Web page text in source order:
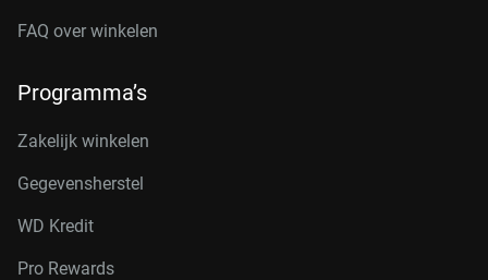
FAQ over winkelen
Programma’s
Zakelijk winkelen
Gegevensherstel
WD Kredit
Pro Rewards